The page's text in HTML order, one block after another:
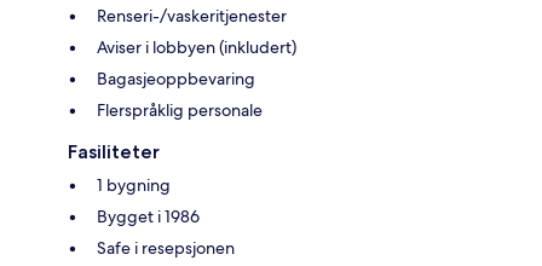
Renseri-/vaskeritjenester
Aviser i lobbyen (inkludert)
Bagasjeoppbevaring
Flerspråklig personale
Fasiliteter
1 bygning
Bygget i 1986
Safe i resepsjonen